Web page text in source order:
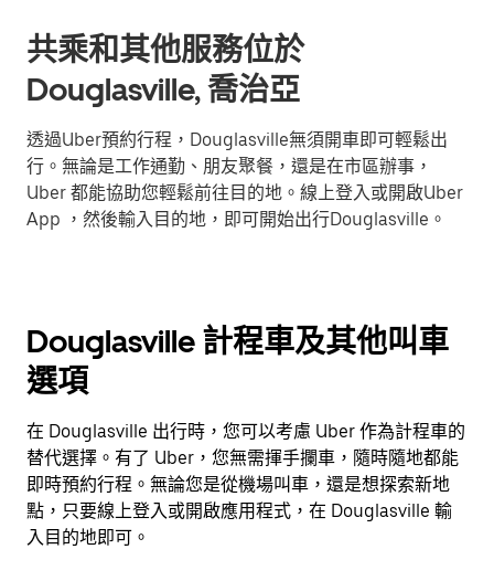
共乘和其他服務位於
Douglasville, 喬治亞
透過Uber預約行程，Douglasville無須開車即可輕鬆出
行。無論是工作通勤、朋友聚餐，還是在市區辦事，
Uber 都能協助您輕鬆前往目的地。線上登入或開啟Uber
App ，然後輸入目的地，即可開始出行Douglasville。
Douglasville 計程車及其他叫車
選項
在 Douglasville 出行時，您可以考慮 Uber 作為計程車的
替代選擇。有了 Uber，您無需揮手攔車，隨時隨地都能
即時預約行程。無論您是從機場叫車，還是想探索新地
點，只要線上登入或開啟應用程式，在 Douglasville 輸
入目的地即可。